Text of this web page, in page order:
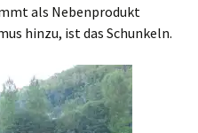
als Nebenprodukt
hinzu, ist das Schunkeln.